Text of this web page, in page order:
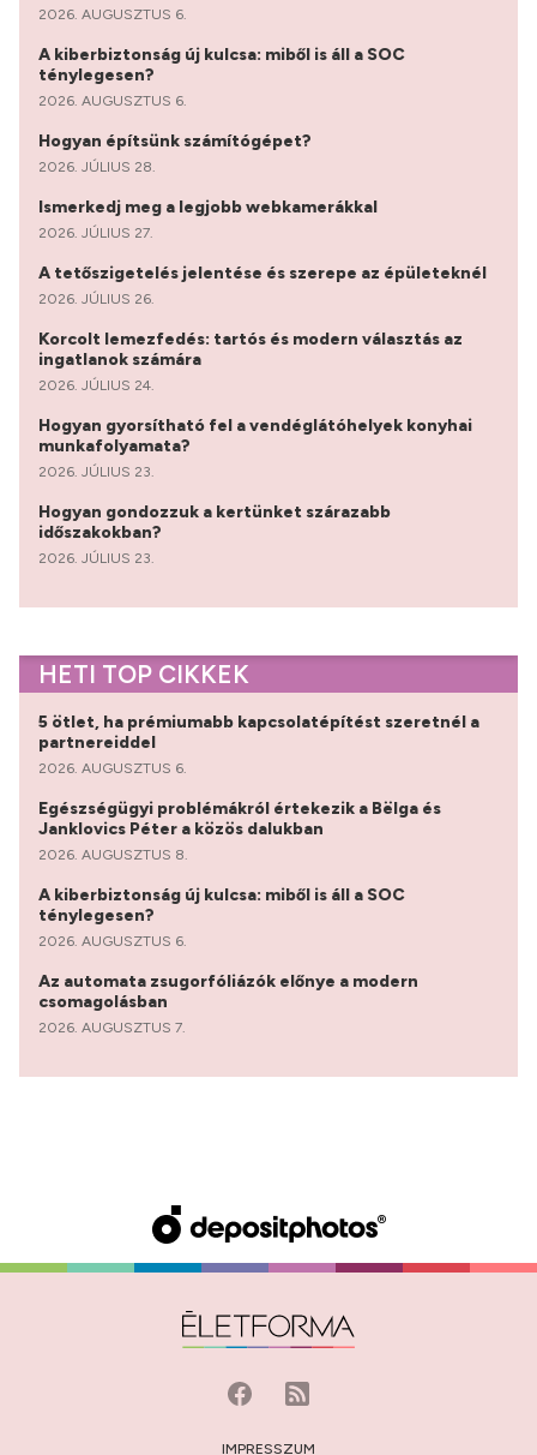
2026. AUGUSZTUS 6.
A kiberbiztonság új kulcsa: miből is áll a SOC
ténylegesen?
2026. AUGUSZTUS 6.
Hogyan építsünk számítógépet?
2026. JÚLIUS 28.
Ismerkedj meg a legjobb webkamerákkal
2026. JÚLIUS 27.
A tetőszigetelés jelentése és szerepe az épületeknél
2026. JÚLIUS 26.
Korcolt lemezfedés: tartós és modern választás az
ingatlanok számára
2026. JÚLIUS 24.
Hogyan gyorsítható fel a vendéglátóhelyek konyhai
munkafolyamata?
2026. JÚLIUS 23.
Hogyan gondozzuk a kertünket szárazabb
időszakokban?
2026. JÚLIUS 23.
HETI TOP CIKKEK
5 ötlet, ha prémiumabb kapcsolatépítést szeretnél a
partnereiddel
2026. AUGUSZTUS 6.
Egészségügyi problémákról értekezik a Bëlga és
Janklovics Péter a közös dalukban
2026. AUGUSZTUS 8.
A kiberbiztonság új kulcsa: miből is áll a SOC
ténylegesen?
2026. AUGUSZTUS 6.
Az automata zsugorfóliázók előnye a modern
csomagolásban
2026. AUGUSZTUS 7.
IMPRESSZUM